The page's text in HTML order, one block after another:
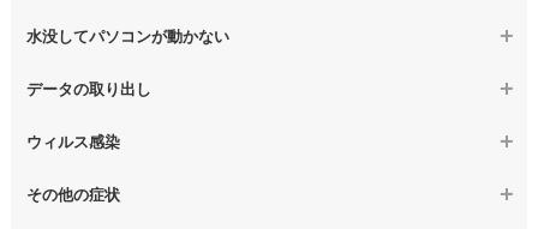
【ノートパソコン】修復モードから復旧できない
【ノートパソコン】その他の起動しない問題
【ノートパソコン】パソコンから異音がする
水没してパソコンが動かない
【ノートパソコン】水没してパソコンが動かない
データの取り出し
【ノートパソコン】起動しないPCのデータを復旧
ウィルス感染
【ノートパソコン】特定のプログラムを削除したい
その他の症状